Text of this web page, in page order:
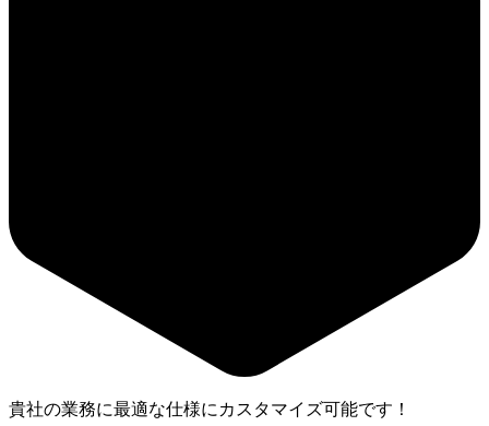
貴社の業務に最適な仕様にカスタマイズ可能です！